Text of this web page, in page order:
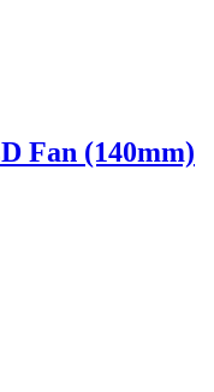
Fan (140mm)